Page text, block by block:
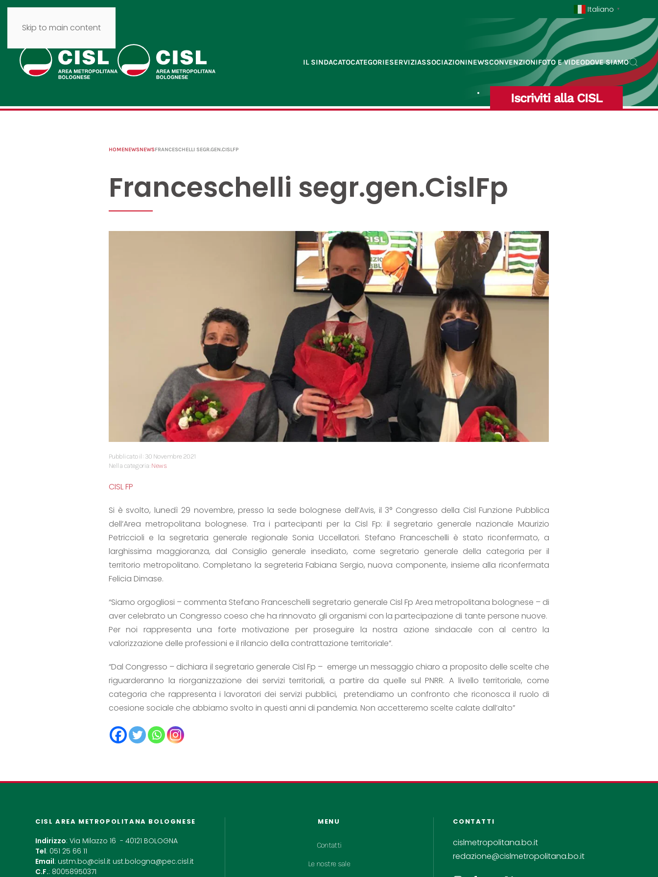
Skip to main content
Italiano ▼
IL SINDACATOCATEGORIESERVIZIASSOCIAZIONINEWSCONVENZIONIFOTO E VIDEODOVE SIAMO
Iscriviti alla CISL
HOMENEWSNEWSFRANCESCHELLI SEGR.GEN.CISLFP
Franceschelli segr.gen.CislFp
Pubblicato il: 30 Novembre 2021
Nella categoria:News
CISL FP
Si è svolto, lunedì 29 novembre, presso la sede bolognese dell’Avis, il 3° Congresso della Cisl Funzione Pubblica
dell’Area metropolitana bolognese. Tra i partecipanti per la Cisl Fp: il segretario generale nazionale Maurizio
Petriccioli e la segretaria generale regionale Sonia Uccellatori. Stefano Franceschelli è stato riconfermato, a
larghissima maggioranza, dal Consiglio generale insediato, come segretario generale della categoria per il
territorio metropolitano. Completano la segreteria Fabiana Sergio, nuova componente, insieme alla riconfermata
Felicia Dimase.
“Siamo orgogliosi – commenta Stefano Franceschelli segretario generale Cisl Fp Area metropolitana bolognese – di
aver celebrato un Congresso coeso che ha rinnovato gli organismi con la partecipazione di tante persone nuove.
Per noi rappresenta una forte motivazione per proseguire la nostra azione sindacale con al centro la
valorizzazione delle professioni e il rilancio della contrattazione territoriale”.
“Dal Congresso – dichiara il segretario generale Cisl Fp – emerge un messaggio chiaro a proposito delle scelte che
riguarderanno la riorganizzazione dei servizi territoriali, a partire da quelle sul PNRR. A livello territoriale, come
categoria che rappresenta i lavoratori dei servizi pubblici, pretendiamo un confronto che riconosca il ruolo di
coesione sociale che abbiamo svolto in questi anni di pandemia. Non accetteremo scelte calate dall’alto”
CISL AREA METROPOLITANA BOLOGNESE
Indirizzo: Via Milazzo 16 - 40121 BOLOGNA
Tel: 051 25 66 11
Email: ustm.bo@cisl.it ust.bologna@pec.cisl.it
C.F.: 80058950371
MENU
Contatti
Le nostre sale
CONTATTI
cislmetropolitana.bo.it
redazione@cislmetropolitana.bo.it